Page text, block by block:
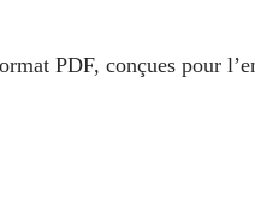
PDF, conçues pour